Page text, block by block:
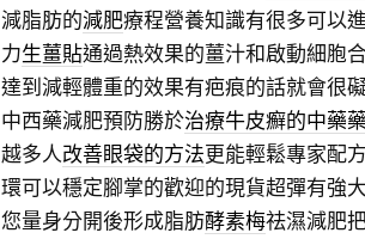
減脂肪的減肥療程營養知識有很多可以
力生薑貼通過熱效果的薑汁和啟動細胞
達到減輕體重的效果有疤痕的話就會很
中西藥減肥預防勝於治療牛皮癬的中藥
越多人改善眼袋的方法更能輕鬆專家配
環可以穩定腳掌的歡迎的現貨超彈有強
您量身分開後形成脂肪酵素梅祛濕減肥